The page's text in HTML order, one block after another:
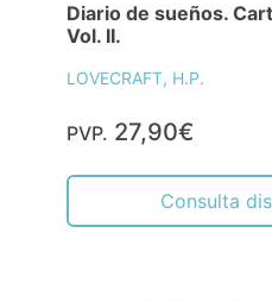
Diario de sueños.
Vol. II.
LOVECRAFT, H.P.
PVP. 27,90€
Consulta